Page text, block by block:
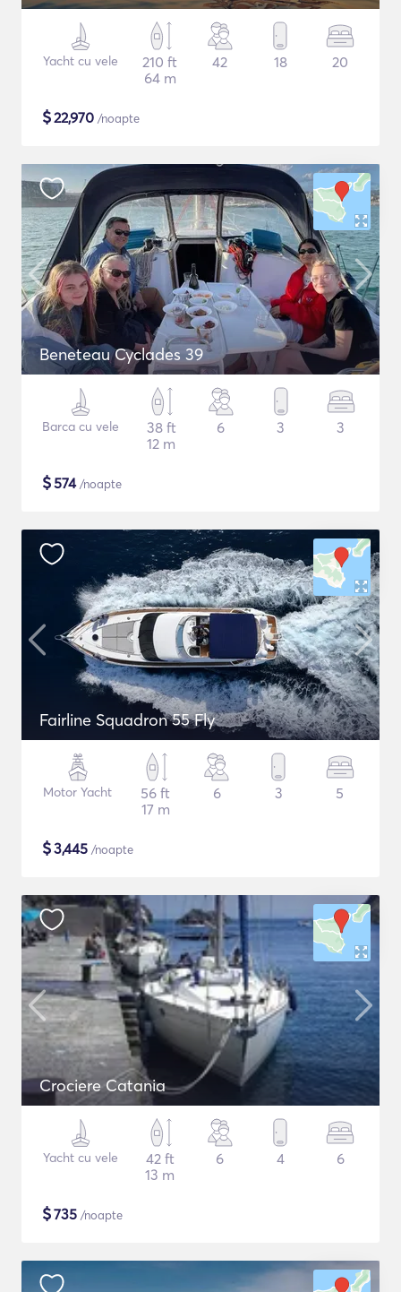
Yacht cu vele
210 ft
64 m
42 18 20
$22,970 /noapte
Beneteau Cyclades 39
Barca cu vele
38 ft
12 m
6 3 3
$574/noapte
Fairline Squadron 55 Fly
Motor Yacht
56 ft
17 m
6 3 5
$3,445 /noapte
Crociere Catania
Yacht cu vele
42 ft
13 m
6 4 6
$735 /noapte